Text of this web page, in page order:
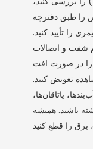
طبق دفترچه
را تأیید کنید.
شفت و اتصالات
را در صورت افت
تعویض کنید.
یاتاقان‌ها،
باشید. همیشه